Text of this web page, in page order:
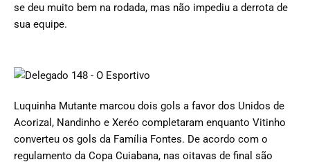
se deu muito bem na rodada, mas não impediu a derrota de
sua equipe.
Luquinha Mutante marcou dois gols a favor dos Unidos de
Acorizal, Nandinho e Xeréo completaram enquanto Vitinho
converteu os gols da Família Fontes. De acordo com o
regulamento da Copa Cuiabana, nas oitavas de final são